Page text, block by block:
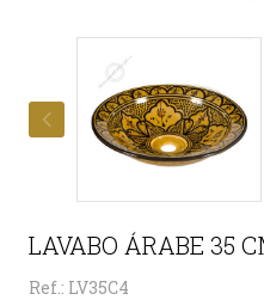
LAVABO ÁRABE 35
Ref.: LV35C4